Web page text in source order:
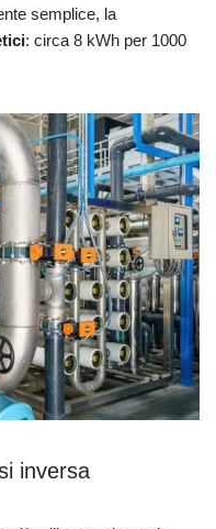
semplice, la
: circa 8 kWh per 1000
inversa